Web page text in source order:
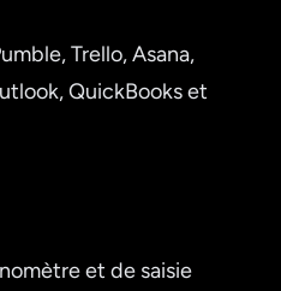
Trello, Asana,
QuickBooks et
et de saisie